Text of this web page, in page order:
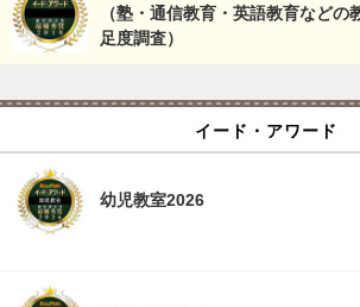
（塾・通信教育・英語教育などの
足度調査）
イード・アワード
幼児教室2026